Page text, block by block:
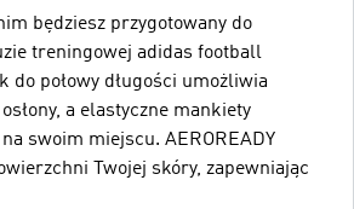
będziesz przygotowany do
treningowej adidas football
do połowy długości umożliwia
a elastyczne mankiety
swoim miejscu. AEROREADY
Twojej skóry, zapewniając